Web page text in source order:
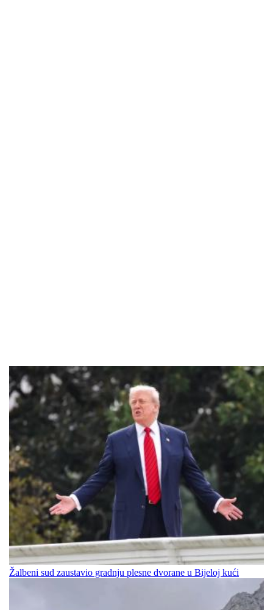
Žalbeni sud zaustavio gradnju plesne dvorane u Bijeloj kući